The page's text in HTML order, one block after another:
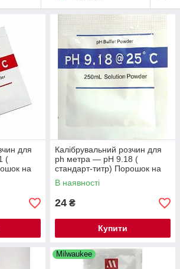
для
(
на
Калібрувальний розчин для
ph метра — pH 9.18 (
стандарт-титр) Порошок на
250 мл
В наявності
24 ₴
Купити
Milwaukee